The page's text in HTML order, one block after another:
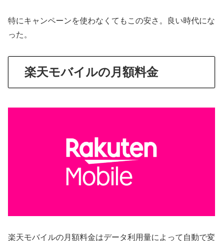
特にキャンペーンを使わなくてもこの安さ。良い時代にな
った。
楽天モバイルの月額料金
楽天モバイルの月額料金はデータ利用量によって自動で変